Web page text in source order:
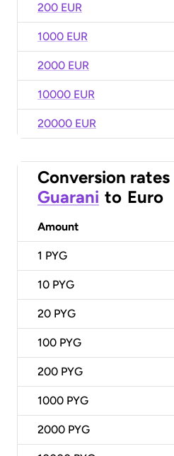
200 EUR
1000 EUR
2000 EUR
10000 EUR
20000 EUR
Conversion rates
Guarani to Euro
Amount
1 PYG
10 PYG
20 PYG
100 PYG
200 PYG
1000 PYG
2000 PYG